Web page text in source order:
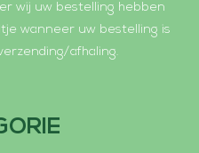
wij uw bestelling hebben
wanneer uw bestelling is
afhaling.